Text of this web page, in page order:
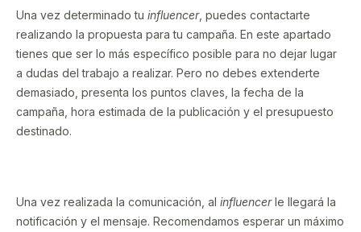
Una vez determinado tu influencer, puedes contactarte
realizando la propuesta para tu campaña. En este apartado
tienes que ser lo más específico posible para no dejar lugar
a dudas del trabajo a realizar. Pero no debes extenderte
demasiado, presenta los puntos claves, la fecha de la
campaña, hora estimada de la publicación y el presupuesto
destinado.
Una vez realizada la comunicación, al influencerle llegará la
notificación y el mensaje. Recomendamos esperar un máximo